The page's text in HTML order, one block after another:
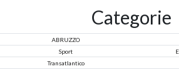
Categorie
ABRUZZO
Sport
Transatlantico